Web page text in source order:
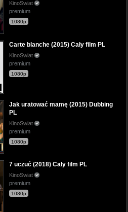
KinoSwiat
premium
1080p
Carte blanche (2015) Cały film PL
KinoSwiat
premium
1080p
Jak uratować mamę (2015) Dubbing
PL
KinoSwiat
premium
1080p
7 uczuć (2018) Cały film PL
KinoSwiat
premium
1080p